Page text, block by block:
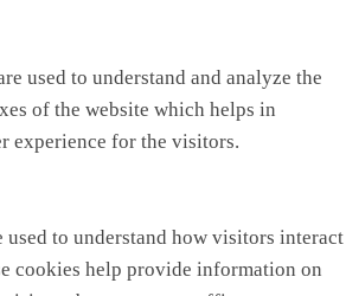
used to understand and analyze the
of the website which helps in
experience for the visitors.
to understand how visitors interact
cookies help provide information on